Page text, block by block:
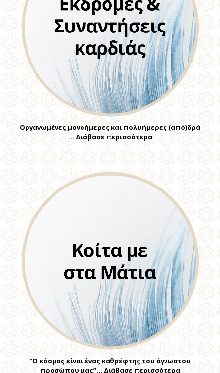
Οργανωμένες μονοήμερες και πολυήμερες (από)δρά
… Διάβασε περισσότερα
“Ο κόσμος είναι ένας καθρέφτης του άγνωστου
προσώπου μας”… Διάβασε περισσότερα